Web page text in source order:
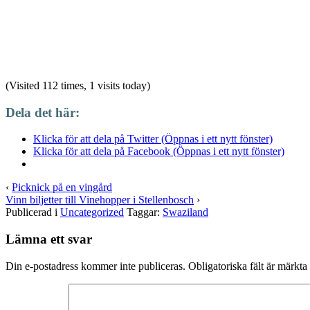
(Visited 112 times, 1 visits today)
Dela det här:
Klicka för att dela på Twitter (Öppnas i ett nytt fönster)
Klicka för att dela på Facebook (Öppnas i ett nytt fönster)
‹ Picknick på en vingård
Vinn biljetter till Vinehopper i Stellenbosch ›
Publicerad i Uncategorized Taggar: Swaziland
Lämna ett svar
Din e-postadress kommer inte publiceras. Obligatoriska fält är märkta